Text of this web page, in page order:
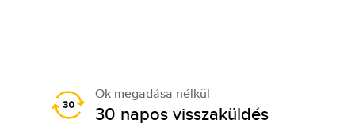
Ok megadása nélkül
30 napos visszaküldés